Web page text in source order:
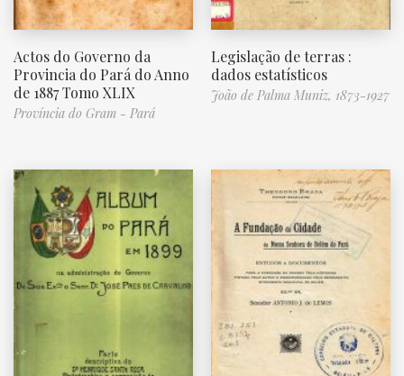
Actos do Governo da
Provincia do Pará do Anno
de 1887 Tomo XLIX
Província do Gram - Pará
Legislação de terras :
dados estatísticos
João de Palma Muniz, 1873-1927